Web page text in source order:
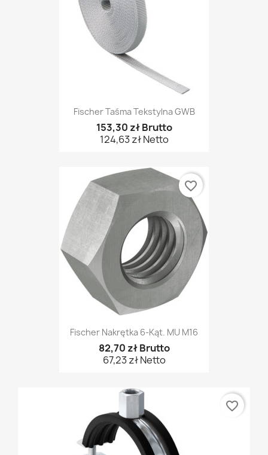
Fischer Taśma Tekstylna GWB
153,30 zł Brutto
124,63 zł Netto
Fischer Nakrętka 6-Kąt. MU M16
82,70 zł Brutto
67,23 zł Netto
favorite_border
favorite_border